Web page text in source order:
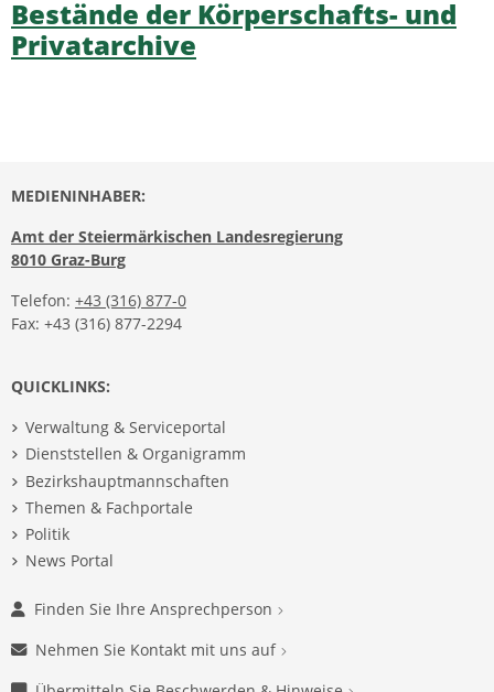
Bestände der Körperschafts- und
Privatarchive
MEDIENINHABER:
Amt der Steiermärkischen Landesregierung
8010 Graz-Burg
Telefon: +43 (316) 877-0
Fax: +43 (316) 877-2294
QUICKLINKS:
Verwaltung & Serviceportal
Dienststellen & Organigramm
Bezirkshauptmannschaften
Themen & Fachportale
Politik
News Portal
Finden Sie Ihre Ansprechperson
Nehmen Sie Kontakt mit uns auf